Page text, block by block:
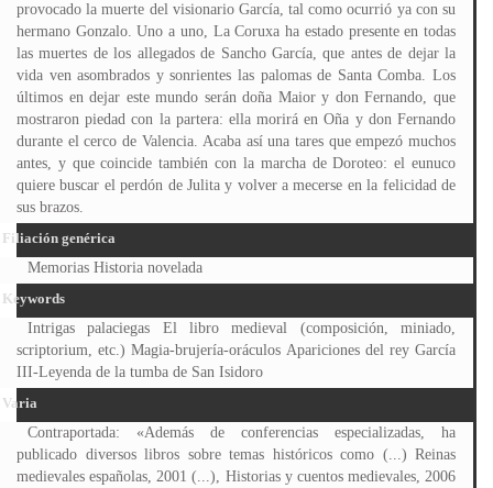
provocado la muerte del visionario García, tal como ocurrió ya con su
hermano Gonzalo. Uno a uno, La Coruxa ha estado presente en todas
las muertes de los allegados de Sancho García, que antes de dejar la
vida ven asombrados y sonrientes las palomas de Santa Comba. Los
últimos en dejar este mundo serán doña Maior y don Fernando, que
mostraron piedad con la partera: ella morirá en Oña y don Fernando
durante el cerco de Valencia. Acaba así una tares que empezó muchos
antes, y que coincide también con la marcha de Doroteo: el eunuco
quiere buscar el perdón de Julita y volver a mecerse en la felicidad de
sus brazos.
Filiación genérica
Memorias Historia novelada
Keywords
Intrigas palaciegas El libro medieval (composición, miniado,
scriptorium, etc.) Magia-brujería-oráculos Apariciones del rey García
III-Leyenda de la tumba de San Isidoro
Varia
Contraportada: «Además de conferencias especializadas, ha
publicado diversos libros sobre temas históricos como (...) Reinas
medievales españolas, 2001 (...), Historias y cuentos medievales, 2006